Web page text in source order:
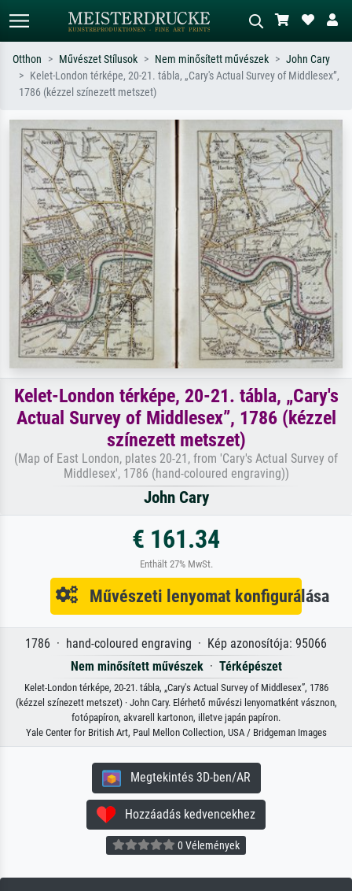
Alap keresés
szerint – pl. Monet, Csillagos éj,
impresszionizmus, Hokusai-hullám,
akt.
piros absztrakt, sötét olajkép, álló akt
egy fa mellett.
Otthon Művészet Stílusok Nem minősített művészek
John Cary
Kelet-London térképe, 20-21. tábla, „Cary's Actual Survey of Middlesex”,
1786 (kézzel színezett metszet)
Kelet-London térképe, 20-21. tábla, „Cary's
Actual Survey of Middlesex”, 1786 (kézzel
színezett metszet)
(Map of East London, plates 20-21, from 'Cary's Actual Survey of
Middlesex', 1786 (hand-coloured engraving))
John Cary
€ 161.34
Enthält 27% MwSt.
Művészeti lenyomat konfigurálása
1786 · hand-coloured engraving · Kép azonosítója: 95066
Nem minősített művészek· Térképészet
Kelet-London térképe, 20-21. tábla, „Cary's Actual Survey of Middlesex”, 1786
(kézzel színezett metszet) · John Cary. Elérhető művészi lenyomatként vásznon,
fotópapíron, akvarell kartonon, illetve japán papíron.
Yale Center for British Art, Paul Mellon Collection, USA / Bridgeman Images
Megtekintés 3D-ben/AR
Hozzáadás kedvencekhez
0 Vélemények